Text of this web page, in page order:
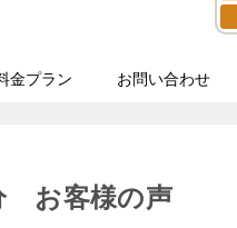
金プラン お問い合わせ
お客様の声